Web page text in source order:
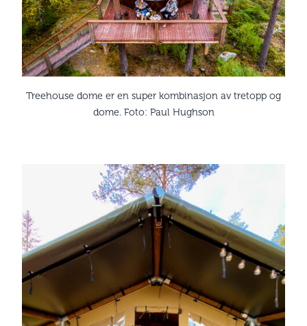
Treehouse dome er en super kombinasjon av tretopp og
dome. Foto: Paul Hughson